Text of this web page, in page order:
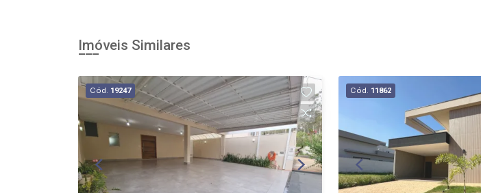
Imóveis Similares
Cód. 19247 Cód. 11862